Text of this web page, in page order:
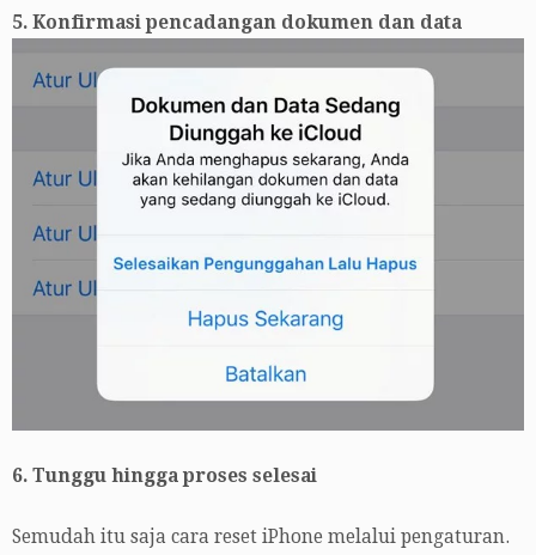
5. Konfirmasi pencadangan dokumen dan data
6. Tunggu hingga proses selesai
Semudah itu saja cara reset iPhone melalui pengaturan.